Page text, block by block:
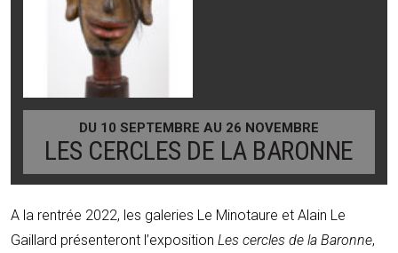
DU 10 SEPTEMBRE AU 26 NOVEMBRE
LES CERCLES DE LA BARONNE
A la rentrée 2022, les galeries Le Minotaure et Alain Le
Gaillard présenteront l’exposition Les cercles de la Baronne,